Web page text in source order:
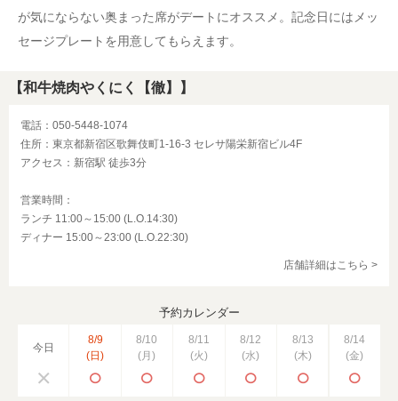
が気にならない奥まった席がデートにオススメ。記念日にはメッ
セージプレートを用意してもらえます。
【和牛焼肉やくにく【徹】】
電話：050-5448-1074
住所：東京都新宿区歌舞伎町1-16-3 セレサ陽栄新宿ビル4F
アクセス：新宿駅 徒歩3分
営業時間：
ランチ 11:00～15:00 (L.O.14:30)
ディナー 15:00～23:00 (L.O.22:30)
店舗詳細はこちら >
予約カレンダー
今日
8/9
(日)
8/10
(月)
8/11
(火)
8/12
(水)
8/13
(木)
8/14
(金)